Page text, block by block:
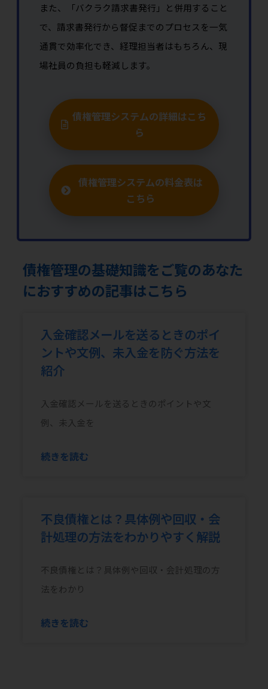
また、「バクラク請求書発行」と併用すること
で、請求書発行から督促までのプロセスを一気
通貫で効率化でき、経理担当者はもちろん、現
場社員の負担も軽減します。
債権管理システムの詳細はこち
ら
債権管理システムの料金表は
こちら
債権管理の基礎知識をご覧のあなた
におすすめの記事はこちら
入金確認メールを送るときのポイ
ントや文例、未入金を防ぐ方法を
紹介
入金確認メールを送るときのポイントや文
例、未入金を
続きを読む
不良債権とは？具体例や回収・会
計処理の方法をわかりやすく解説
不良債権とは？具体例や回収・会計処理の方
法をわかり
続きを読む